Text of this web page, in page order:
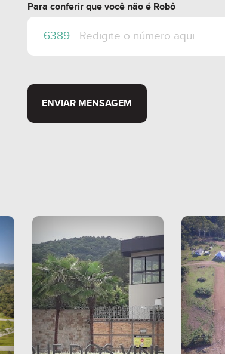
Para conferir que você não é Robô
ENVIAR MENSAGEM